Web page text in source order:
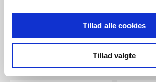
Tillad alle cookies
Tillad valgte
Verwandte Produkte